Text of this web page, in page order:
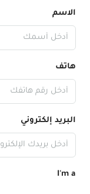
الاسم
هاتف
البريد إلكتروني
I'm a